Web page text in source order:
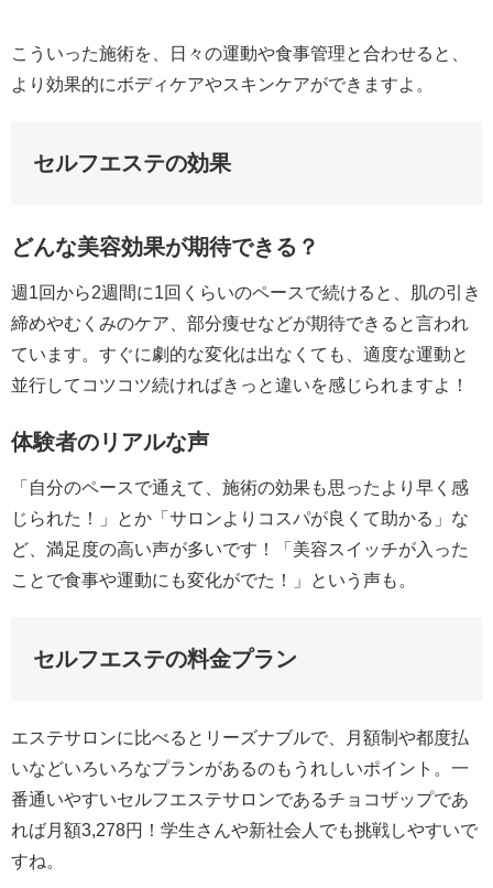
こういった施術を、日々の運動や食事管理と合わせると、
より効果的にボディケアやスキンケアができますよ。
セルフエステの効果
どんな美容効果が期待できる？
週1回から2週間に1回くらいのペースで続けると、肌の引き
締めやむくみのケア、部分痩せなどが期待できると言われ
ています。すぐに劇的な変化は出なくても、適度な運動と
並行してコツコツ続ければきっと違いを感じられますよ！
体験者のリアルな声
「自分のペースで通えて、施術の効果も思ったより早く感
じられた！」とか「サロンよりコスパが良くて助かる」な
ど、満足度の高い声が多いです！「美容スイッチが入った
ことで食事や運動にも変化がでた！」という声も。
セルフエステの料金プラン
エステサロンに比べるとリーズナブルで、月額制や都度払
いなどいろいろなプランがあるのもうれしいポイント。一
番通いやすいセルフエステサロンであるチョコザップであ
れば月額3,278円！学生さんや新社会人でも挑戦しやすいで
すね。